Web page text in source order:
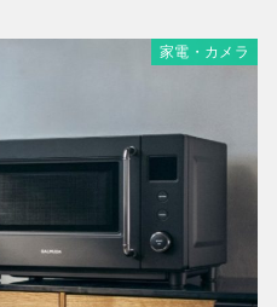
家電・カメラ